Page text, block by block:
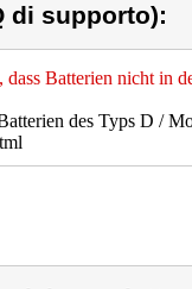
di supporto):
dass Batterien nicht in
des Typs D /